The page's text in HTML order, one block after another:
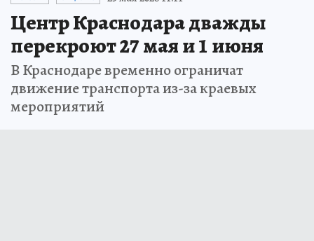
Центр Краснодара дважды
перекроют 27 мая и 1 июня
В Краснодаре временно ограничат
движение транспорта из-за краевых
мероприятий